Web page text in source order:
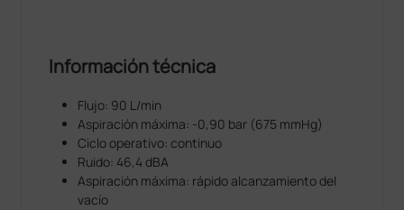
Información técnica
Flujo: 90 L/min
Aspiración máxima: -0,90 bar (675 mmHg)
Ciclo operativo: continuo
Ruido: 46,4 dBA
Aspiración máxima: rápido alcanzamiento del
vacío